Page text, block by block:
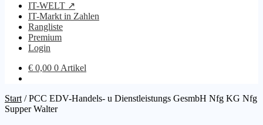
IT-WELT ↗
IT-Markt in Zahlen
Rangliste
Premium
Login
€ 0,00 0 Artikel
Start /PCC EDV-Handels- u Dienstleistungs GesmbH Nfg KG Nfg
Supper Walter